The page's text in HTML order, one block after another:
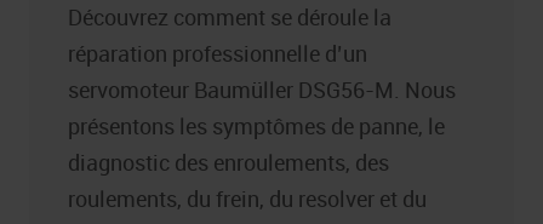
Découvrez comment se déroule la
réparation professionnelle d’un
servomoteur Baumüller DSG56-M. Nous
présentons les symptômes de panne, le
diagnostic des enroulements, des
roulements, du frein, du resolver et du